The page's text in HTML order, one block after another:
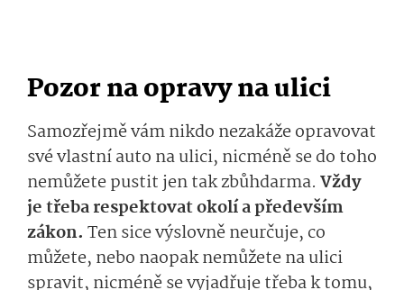
Pozor na opravy na ulici
Samozřejmě vám nikdo nezakáže opravovat
své vlastní auto na ulici, nicméně se do toho
nemůžete pustit jen tak zbůhdarma. Vždy
je třeba respektovat okolí a především
zákon. Ten sice výslovně neurčuje, co
můžete, nebo naopak nemůžete na ulici
spravit, nicméně se vyjadřuje třeba k tomu,